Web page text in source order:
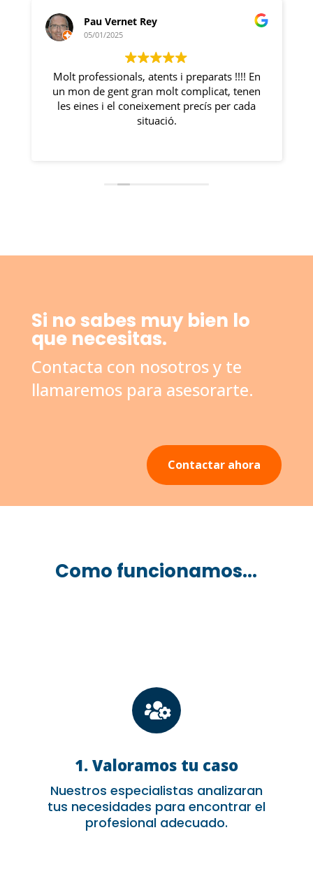
Pau Vernet Rey
05/01/2025
Molt professionals, atents i preparats !!!! En
un mon de gent gran molt complicat, tenen
les eines i el coneixement precís per cada
situació.
Si no sabes muy bien lo
que necesitas.
Contacta con nosotros y te
llamaremos para asesorarte.
Contactar ahora
Como funcionamos...

1. Valoramos tu caso
Nuestros especialistas analizaran
tus necesidades para encontrar el
profesional adecuado.